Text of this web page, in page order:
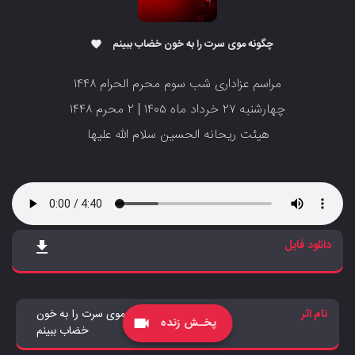
videocam پخـش زنده
چگونه موی سرت را به خون خضاب ببینم favorite
مراسم عزاداری شب سوم محرم الحرام ۱۴۴۸
‌‌‌‌‌‌‌‌‌‌چهارشنبه ۲۷ خرداد ماه ۱۴۰۵ | ۲ محرم ۱۴۴۸
‌‌‌‌‌‌‌‌‌‌‌‌‌هیئت ریحانه الحسین سلام الله علیها
دانلود فایل file_download
نام اثر
چگونه موی سرت را به خون
خضاب ببینم